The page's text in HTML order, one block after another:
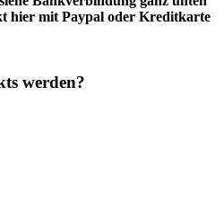
hier mit Paypal oder Kreditkarte
werden?